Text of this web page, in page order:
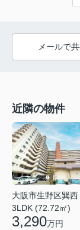
メールで
近隣の物件
大阪市生野区巽西
3LDK (72.72㎡)
3,290万円